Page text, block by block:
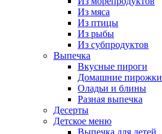
Из мяса
Из птицы
Из рыбы
Из субпродуктов
Выпечка
Вкусные пироги
Домашние пирожки
Оладьи и блины
Разная выпечка
Десерты
Детское меню
Выпечка для детей